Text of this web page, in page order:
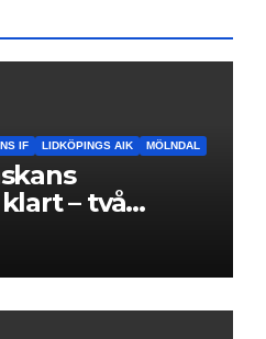
IF LIDKÖPINGS AIK MÖLNDAL
– två
sin